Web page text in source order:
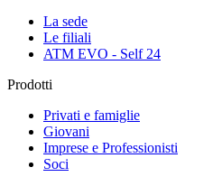
La sede
Le filiali
ATM EVO - Self 24
Prodotti
Privati e famiglie
Giovani
Imprese e Professionisti
Soci